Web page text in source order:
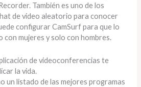
También es uno de los
de video aleatorio para conocer
configurar CamSurf para que lo
mujeres y solo con hombres.
de videoconferencias te
la vida.
un listado de las mejores programas